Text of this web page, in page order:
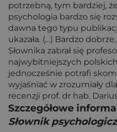
potrzebną, tym bardziej,
psychologia bardzo się
dawna tego typu
ukazała. (…) Bardzo
Słownika zabrał się
najwybitniejszych
jednocześnie potrafi
wyjaśniać w zrozumiały
recenzji prof. dr hab.
Szczegółowe
Słownik